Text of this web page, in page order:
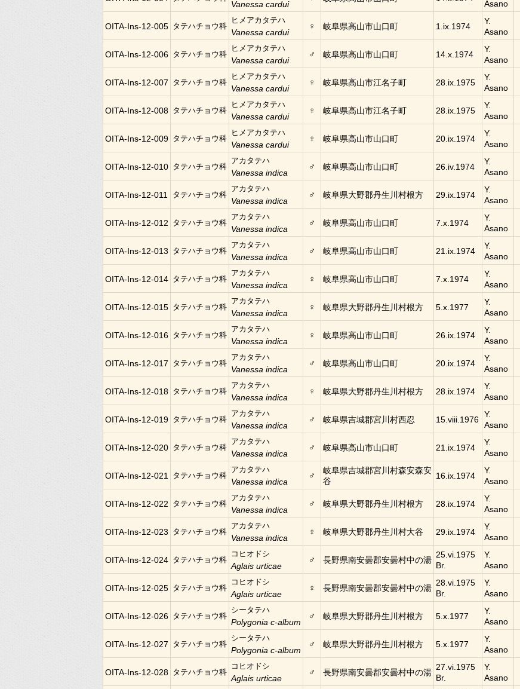
Vanessa cardui Asano
OITA-Ins-12-005 タテハチョウ科
ヒメアカタテハ
Vanessa cardui
♀ 岐阜県高山市山口町 1.ix.1974
Y.
Asano
OITA-Ins-12-006 タテハチョウ科
ヒメアカタテハ
Vanessa cardui
♂ 岐阜県高山市山口町 14.x.1974
Y.
Asano
OITA-Ins-12-007 タテハチョウ科
ヒメアカタテハ
Vanessa cardui
♀ 岐阜県高山市江名子町 28.ix.1975
Y.
Asano
OITA-Ins-12-008 タテハチョウ科
ヒメアカタテハ
Vanessa cardui
♀ 岐阜県高山市江名子町 28.ix.1975
Y.
Asano
OITA-Ins-12-009 タテハチョウ科
ヒメアカタテハ
Vanessa cardui
♀ 岐阜県高山市山口町 20.ix.1974
Y.
Asano
OITA-Ins-12-010 タテハチョウ科
アカタテハ
Vanessa indica
♂ 岐阜県高山市山口町 26.iv.1974
Y.
Asano
OITA-Ins-12-011 タテハチョウ科
アカタテハ
Vanessa indica
♂ 岐阜県大野郡丹生川村根方 29.ix.1974
Y.
Asano
OITA-Ins-12-012 タテハチョウ科
アカタテハ
Vanessa indica
♂ 岐阜県高山市山口町 7.x.1974
Y.
Asano
OITA-Ins-12-013 タテハチョウ科
アカタテハ
Vanessa indica
♂ 岐阜県高山市山口町 21.ix.1974
Y.
Asano
OITA-Ins-12-014 タテハチョウ科
アカタテハ
Vanessa indica
♀ 岐阜県高山市山口町 7.x.1974
Y.
Asano
OITA-Ins-12-015 タテハチョウ科
アカタテハ
Vanessa indica
♀ 岐阜県大野郡丹生川村根方 5.x.1977
Y.
Asano
OITA-Ins-12-016 タテハチョウ科
アカタテハ
Vanessa indica
♀ 岐阜県高山市山口町 26.ix.1974
Y.
Asano
OITA-Ins-12-017 タテハチョウ科
アカタテハ
Vanessa indica
♂ 岐阜県高山市山口町 20.ix.1974
Y.
Asano
OITA-Ins-12-018 タテハチョウ科
アカタテハ
Vanessa indica
♀ 岐阜県大野郡丹生川村根方 28.ix.1974
Y.
Asano
OITA-Ins-12-019 タテハチョウ科
アカタテハ
Vanessa indica
♂ 岐阜県吉城郡宮川村西忍 15.viii.1976
Y.
Asano
OITA-Ins-12-020 タテハチョウ科
アカタテハ
Vanessa indica
♂ 岐阜県高山市山口町 21.ix.1974
Y.
Asano
OITA-Ins-12-021 タテハチョウ科
アカタテハ
Vanessa indica
♂
岐阜県吉城郡宮川村森安森安
谷
16.ix.1974
Y.
Asano
OITA-Ins-12-022 タテハチョウ科
アカタテハ
Vanessa indica
♂ 岐阜県大野郡丹生川村根方 28.ix.1974
Y.
Asano
OITA-Ins-12-023 タテハチョウ科
アカタテハ
Vanessa indica
♀ 岐阜県大野郡丹生川村大谷 29.ix.1974
Y.
Asano
OITA-Ins-12-024 タテハチョウ科
コヒオドシ
Aglais urticae
♂ 長野県南安曇郡安曇村中の湯
25.vi.1975
Br.
Y.
Asano
OITA-Ins-12-025 タテハチョウ科
コヒオドシ
Aglais urticae
♀ 長野県南安曇郡安曇村中の湯
28.vi.1975
Br.
Y.
Asano
OITA-Ins-12-026 タテハチョウ科
シータテハ
Polygonia c-album
♂ 岐阜県大野郡丹生川村根方 5.x.1977
Y.
Asano
OITA-Ins-12-027 タテハチョウ科
シータテハ
Polygonia c-album
♂ 岐阜県大野郡丹生川村根方 5.x.1977
Y.
Asano
OITA-Ins-12-028 タテハチョウ科
コヒオドシ
Aglais urticae
♂ 長野県南安曇郡安曇村中の湯
27.vi.1975
Br.
Y.
Asano